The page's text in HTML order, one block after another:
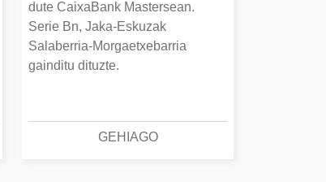
dute CaixaBank Mastersean.
Serie Bn, Jaka-Eskuzak
Salaberria-Morgaetxebarria
gainditu dituzte.
GEHIAGO